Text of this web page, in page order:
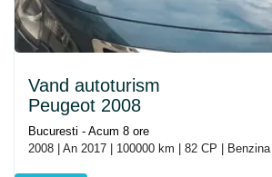
Vand autoturism
Peugeot 2008
Bucuresti - Acum 8 ore
2008 | An 2017 | 100000 km | 82 CP | Benzina |